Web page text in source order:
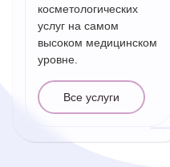
косметологических
услуг на самом
высоком медицинском
уровне.
Все услуги